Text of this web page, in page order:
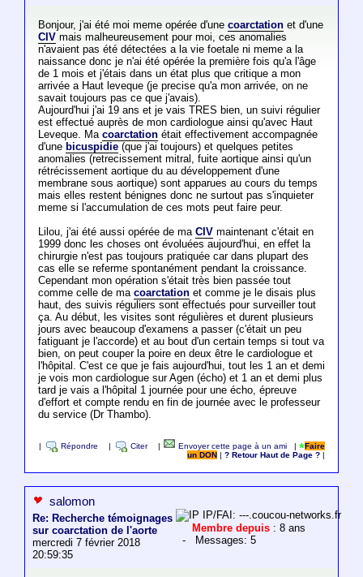
Bonjour, j'ai été moi meme opérée d'une coarctationet d'une
CIVmais malheureusement pour moi, ces anomalies
n'avaient pas été détectées a la vie foetale ni meme a la
naissance donc je n'ai été opérée la première fois qu'a l'âge
de 1 mois et j'étais dans un état plus que critique a mon
arrivée a Haut leveque (je precise qu'a mon arrivée, on ne
savait toujours pas ce que j'avais).
Aujourd'hui j'ai 19 ans et je vais TRES bien, un suivi régulier
est effectué auprès de mon cardiologue ainsi qu'avec Haut
Leveque. Ma coarctationétait effectivement accompagnée
d'une bicuspidie(que j'ai toujours) et quelques petites
anomalies (retrecissement mitral, fuite aortique ainsi qu'un
rétrécissement aortique du au développement d'une
membrane sous aortique) sont apparues au cours du temps
mais elles restent bénignes donc ne surtout pas s'inquieter
meme si l'accumulation de ces mots peut faire peur.
Lilou, j'ai été aussi opérée de ma CIVmaintenant c'était en
1999 donc les choses ont évoluées aujourd'hui, en effet la
chirurgie n'est pas toujours pratiquée car dans plupart des
cas elle se referme spontanément pendant la croissance.
Cependant mon opération s'était très bien passée tout
comme celle de ma coarctationet comme je le disais plus
haut, des suivis réguliers sont effectués pour surveiller tout
ça. Au début, les visites sont régulières et durent plusieurs
jours avec beaucoup d'examens a passer (c'était un peu
fatiguant je l'accorde) et au bout d'un certain temps si tout va
bien, on peut couper la poire en deux être le cardiologue et
l'hôpital. C'est ce que je fais aujourd'hui, tout les 1 an et demi
je vois mon cardiologue sur Agen (écho) et 1 an et demi plus
tard je vais a l'hôpital 1 journée pour une écho, épreuve
d'effort et compte rendu en fin de journée avec le professeur
du service (Dr Thambo).
Répondre Citer Envoyer cette page à un ami |
Faire
un DON
|? Retour Haut de Page ?
salomon
Re: Recherche témoignages
sur coarctation de l'aorte
mercredi 7 février 2018
20:59:35
IP/FAI: ---.coucou-networks.fr
Membre depuis : 8 ans
- Messages: 5